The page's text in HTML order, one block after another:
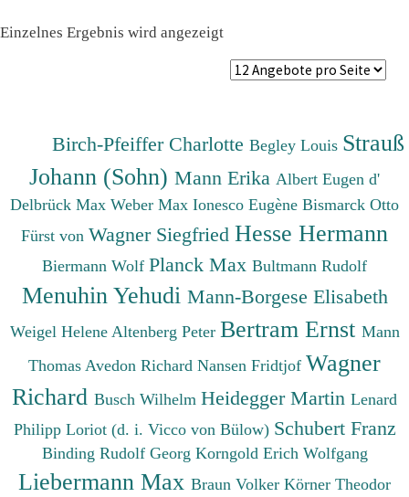
Einzelnes Ergebnis wird angezeigt
Birch-Pfeiffer CharlotteBegley Louis Strauß
Johann (Sohn) Mann Erika Albert Eugen d'
Delbrück Max Weber Max Ionesco Eugène Bismarck Otto
Fürst von Wagner Siegfried Hesse Hermann
Biermann Wolf Planck Max Bultmann Rudolf
Menuhin Yehudi Mann-Borgese Elisabeth
Weigel Helene Altenberg Peter Bertram Ernst Mann
Thomas Avedon Richard Nansen Fridtjof Wagner
Richard Busch Wilhelm Heidegger Martin Lenard
Philipp Loriot (d. i. Vicco von Bülow) Schubert Franz
Binding Rudolf Georg Korngold Erich Wolfgang
Liebermann Max Braun Volker Körner Theodor